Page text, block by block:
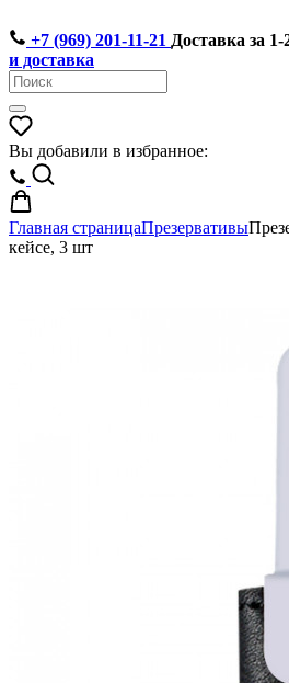
+7 (969) 201-11-21 Доставка за 1-
и доставка
Вы добавили в избранное:
Главная страницаПрезервативы
кейсе, 3 шт